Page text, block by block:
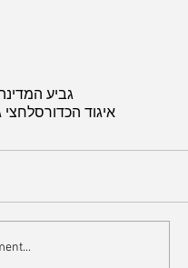
גביע
חציאיגוד הכדורסל